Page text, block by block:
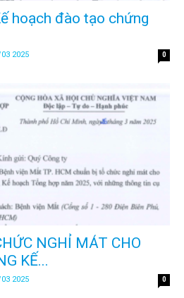
hoạch đào tạo chứng
2025 0
NGHỈ MÁT CHO
KẾ...
2025 0